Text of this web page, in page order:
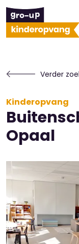
Verder
Kinderopvang
Opaal